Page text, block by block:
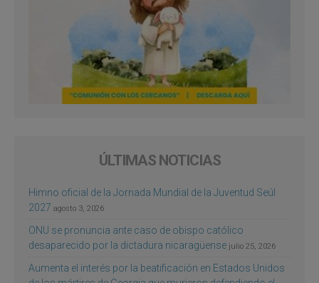
ÚLTIMAS NOTICIAS
Himno oficial de la Jornada Mundial de la Juventud Seúl
2027 agosto 3, 2026
ONU se pronuncia ante caso de obispo católico
desaparecido por la dictadura nicaragüense julio 25, 2026
Aumenta el interés por la beatificación en Estados Unidos